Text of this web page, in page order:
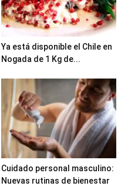
Ya está disponible el Chile en
Nogada de 1 Kg de...
Cuidado personal masculino:
Nuevas rutinas de bienestar